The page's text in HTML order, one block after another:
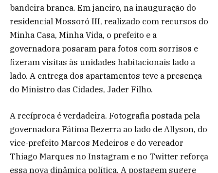
bandeira branca. Em janeiro, na inauguração do
residencial Mossoró III, realizado com recursos do
Minha Casa, Minha Vida, o prefeito e a
governadora posaram para fotos com sorrisos e
fizeram visitas às unidades habitacionais lado a
lado. A entrega dos apartamentos teve a presença
do Ministro das Cidades, Jader Filho.
A recíproca é verdadeira. Fotografia postada pela
governadora Fátima Bezerra ao lado de Allyson, do
vice-prefeito Marcos Medeiros e do vereador
Thiago Marques no Instagram e no Twitter reforça
essa nova dinâmica política. A postagem sugere